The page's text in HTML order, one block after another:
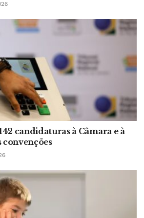
candidaturas à Câmara e à
convenções